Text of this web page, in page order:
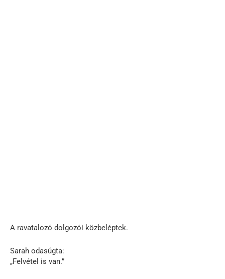
A ravatalozó dolgozói közbeléptek.
Sarah odasúgta:
„Felvétel is van.”